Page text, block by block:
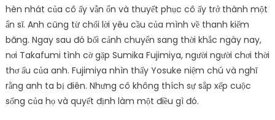
hèn nhát của cô ấy vẫn ổn và thuyết phục cô ấy trở thành một
ẩn sĩ. Anh cũng từ chối lời yêu cầu của mình về thanh kiếm
băng. Ngay sau đó bối cảnh chuyển sang thời khắc ngày nay,
nơi Takafumi tình cờ gặp Sumika Fujimiya, người người chơi thời
thơ ấu của anh. Fujimiya nhìn thấy Yosuke niệm chú và nghĩ
rằng anh ta bị điên. Nhưng cô không thích sự sắp xếp cuộc
sống của họ và quyết định làm một điều gì đó.